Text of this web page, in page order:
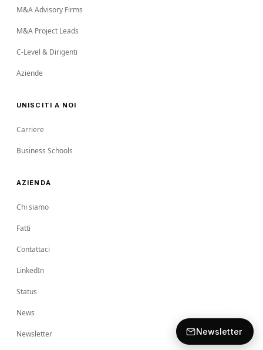
M&A Advisory Firms
M&A Project Leads
C-Level & Dirigenti
Aziende
UNISCITI A NOI
Carriere
Business Schools
AZIENDA
Chi siamo
Fatti
Contattaci
LinkedIn
Status
News
Newsletter Newsletter